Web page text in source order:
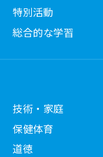
特別活動
総合的な学習
技術・家庭
保健体育
道徳